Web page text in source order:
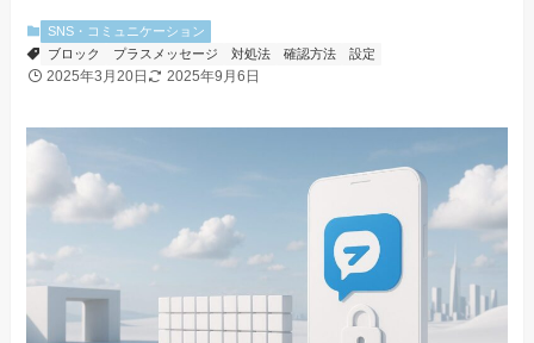
SNS・コミュニケーション
ブロック
プラスメッセージ 対処法 確認方法 設定
2025年3月20日 2025年9月6日